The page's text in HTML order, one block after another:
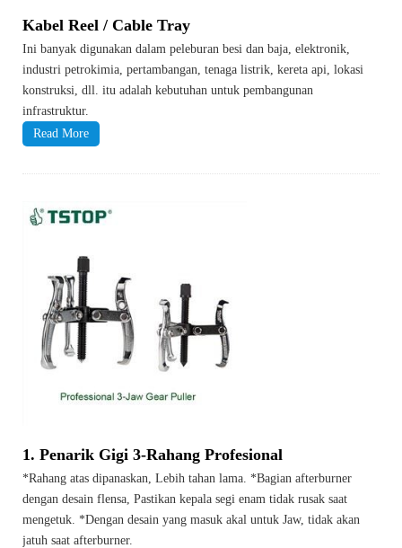
Kabel Reel / Cable Tray
Ini banyak digunakan dalam peleburan besi dan baja, elektronik,
industri petrokimia, pertambangan, tenaga listrik, kereta api, lokasi
konstruksi, dll. itu adalah kebutuhan untuk pembangunan
infrastruktur.
Read More
1. Penarik Gigi 3-Rahang Profesional
*Rahang atas dipanaskan, Lebih tahan lama. *Bagian afterburner
dengan desain flensa, Pastikan kepala segi enam tidak rusak saat
mengetuk. *Dengan desain yang masuk akal untuk Jaw, tidak akan
jatuh saat afterburner.